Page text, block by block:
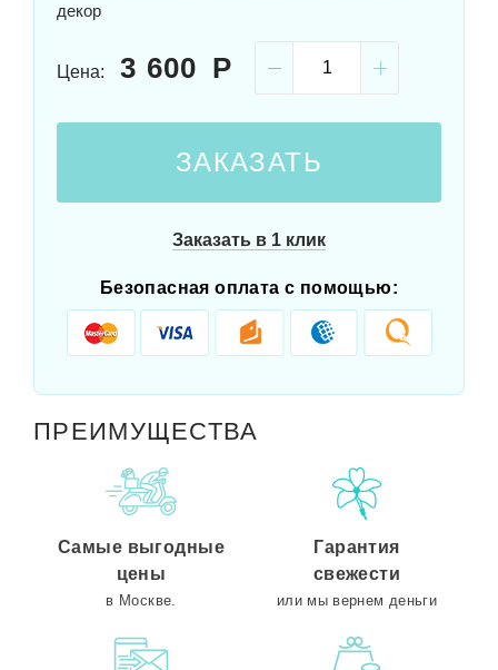
декор
Цена: 3 600
ЗАКАЗАТЬ
Заказать в 1 клик
Безопасная оплата с помощью:
ПРЕИМУЩЕСТВА
Самые выгодные
цены
в Москве.
Гарантия
свежести
или мы вернем деньги